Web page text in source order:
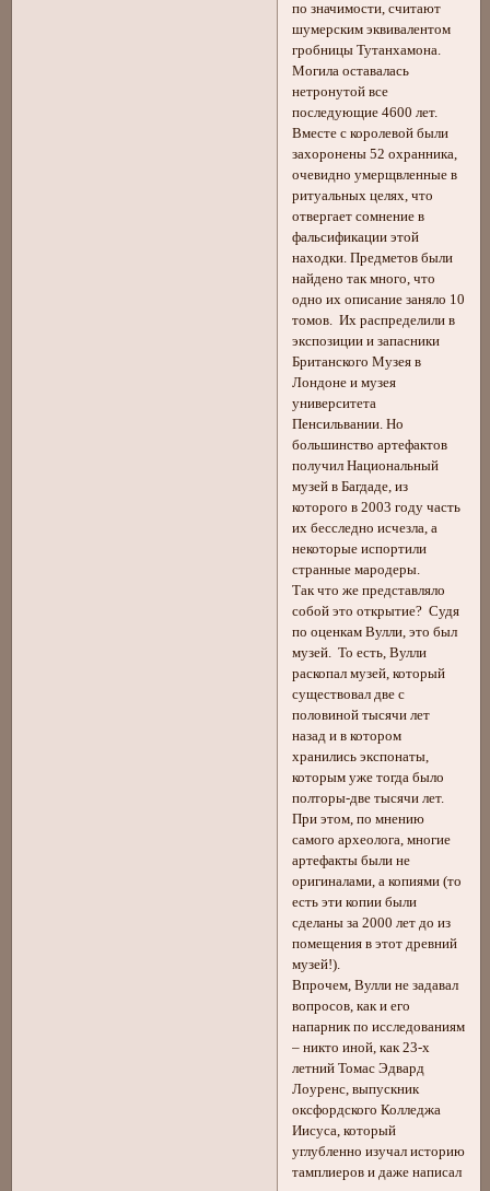
по значимости, считают
шумерским эквивалентом
гробницы Тутанхамона.
Могила оставалась
нетронутой все
последующие 4600 лет.
Вместе с королевой были
захоронены 52 охранника,
очевидно умерщвленные в
ритуальных целях, что
отвергает сомнение в
фальсификации этой
находки. Предметов были
найдено так много, что
одно их описание заняло 10
томов. Их распределили в
экспозиции и запасники
Британского Музея в
Лондоне и музея
университета
Пенсильвании. Но
большинство артефактов
получил Национальный
музей в Багдаде, из
которого в 2003 году часть
их бесследно исчезла, а
некоторые испортили
странные мародеры.
Так что же представляло
собой это открытие? Судя
по оценкам Вулли, это был
музей. То есть, Вулли
раскопал музей, который
существовал две с
половиной тысячи лет
назад и в котором
хранились экспонаты,
которым уже тогда было
полторы-две тысячи лет.
При этом, по мнению
самого археолога, многие
артефакты были не
оригиналами, а копиями (то
есть эти копии были
сделаны за 2000 лет до из
помещения в этот древний
музей!).
Впрочем, Вулли не задавал
вопросов, как и его
напарник по исследованиям
– никто иной, как 23-х
летний Томас Эдвард
Лоуренс, выпускник
оксфордского Колледжа
Иисуса, который
углубленно изучал историю
тамплиеров и даже написал